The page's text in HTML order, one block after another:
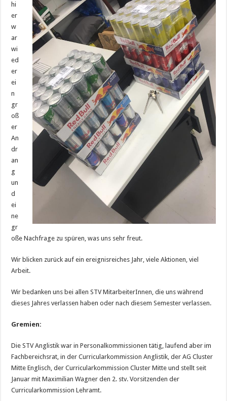
hi
er
w
ar
wi
ed
er
ei
n
gr
oß
er
An
dr
an
g
un
d
ei
ne
gr
oße Nachfrage zu spüren, was uns sehr freut.
Wir blicken zurück auf ein ereignisreiches Jahr, viele Aktionen, viel
Arbeit.
Wir bedanken uns bei allen STV MitarbeiterInnen, die uns während
dieses Jahres verlassen haben oder nach diesem Semester verlassen.
Gremien:
Die STV Anglistik war in Personalkommissionen tätig, laufend aber im
Fachbereichsrat, in der Curricularkommission Anglistik, der AG Cluster
Mitte Englisch, der Curricularkommission Cluster Mitte und stellt seit
Januar mit Maximilian Wagner den 2. stv. Vorsitzenden der
Curricularkommission Lehramt.